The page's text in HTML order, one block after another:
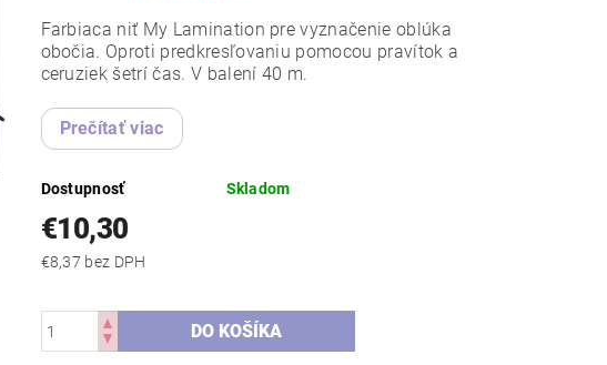
Farbiaca niť My Lamination pre vyznačenie oblúka
obočia. Oproti predkresľovaniu pomocou pravítok a
ceruziek šetrí čas. V balení 40 m.
Prečítať viac
Dostupnosť Skladom
€10,30
€8,37 bez DPH